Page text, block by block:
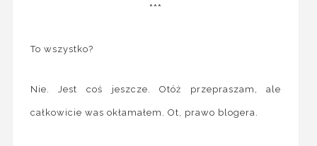
***
To wszystko?
Nie. Jest coś jeszcze. Otóż przepraszam, ale
całkowicie was okłamałem. Ot, prawo blogera.